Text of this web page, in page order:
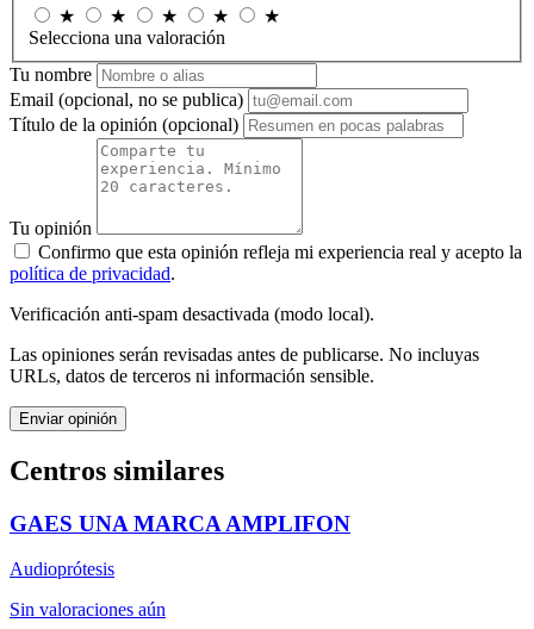
★
★ ★ ★
★
Selecciona una valoración
Tu nombre
Email (opcional, no se publica)
Título de la opinión (opcional)
Tu opinión
Confirmo que esta opinión refleja mi experiencia real y acepto la
política de privacidad.
Verificación anti-spam desactivada (modo local).
Las opiniones serán revisadas antes de publicarse. No incluyas
URLs, datos de terceros ni información sensible.
Enviar opinión
Centros similares
GAES UNA MARCA AMPLIFON
Audioprótesis
Sin valoraciones aún